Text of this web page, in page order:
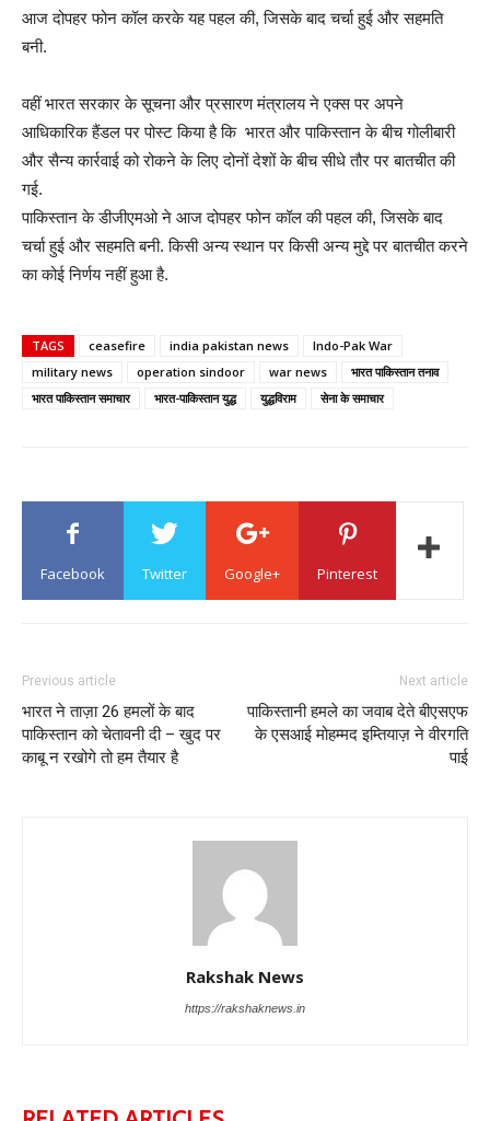
आज दोपहर फोन कॉल करके यह पहल की, जिसके बाद चर्चा हुई और सहमति
बनी.
वहीं भारत सरकार के सूचना और प्रसारण मंत्रालय ने एक्स पर अपने
आधिकारिक हैंडल पर पोस्ट किया है कि भारत और पाकिस्तान के बीच गोलीबारी
और सैन्य कार्रवाई को रोकने के लिए दोनों देशों के बीच सीधे तौर पर बातचीत की
गई.
पाकिस्तान के डीजीएमओ ने आज दोपहर फोन कॉल की पहल की, जिसके बाद
चर्चा हुई और सहमति बनी. किसी अन्य स्थान पर किसी अन्य मुद्दे पर बातचीत करने
का कोई निर्णय नहीं हुआ है.
TAGS ceasefire india pakistan news
Indo-Pak War
military news
operation sindoor war news
भारत पाकिस्तान तनाव
भारत पाकिस्तान समाचार
भारत-पाकिस्तान युद्ध युद्धविराम सेना के समाचार
Facebook Twitter Google+ Pinterest
Previous article
भारत ने ताज़ा 26 हमलों के बाद
पाकिस्तान को चेतावनी दी – खुद पर
काबू न रखोगे तो हम तैयार है
Next article
पाकिस्तानी हमले का जवाब देते बीएसएफ
के एसआई मोहम्मद इम्तियाज़ ने वीरगति
पाई
Rakshak News
https://rakshaknews.in